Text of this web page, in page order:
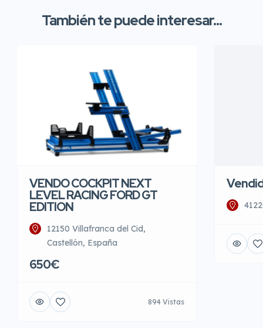
También te puede interesar...
VENDO COCKPIT NEXT
LEVEL RACING FORD GT
EDITION
12150 Villafranca del Cid,
Castellón, España
650€
894 Vistas